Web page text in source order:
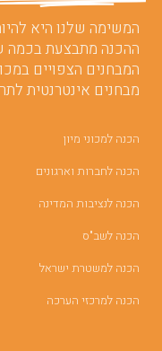
המשימה שלנו היא
ההכנה מתבצעת בכמה
המבחנים הצפויים
מבחנים אינטרנטית
הכנה למכוני מיון
הכנה לחברות וארגונים
הכנה לנציבות המדינה
הכנה לשב"ס
הכנה למשטרת ישראל
הכנה למרכזי הערכה